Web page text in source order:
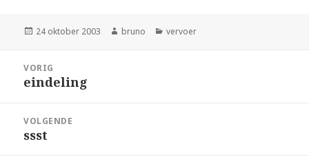
Geplaatst
24 oktober 2003 Auteur
bruno Categorieën
vervoer
navigatie
VORIG
Vorig
eindeling
VOLGENDE
Volgend
ssst